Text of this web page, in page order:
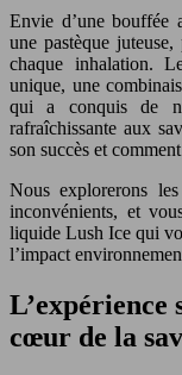
Envie d’une bouffée
une pastèque
chaque inhalation.
unique, une
qui a conquis de
rafraîchissante aux
son succès et
Nous explorerons
inconvénients, et
liquide Lush Ice qui
l’impact
L’expérience
cœur de la